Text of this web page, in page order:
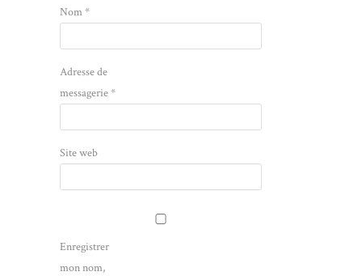
Nom*
Adresse de
messagerie*
Site web
Enregistrer
mon nom,